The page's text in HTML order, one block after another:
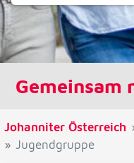
Gemeinsam
Johanniter Österreich
Jugendgruppe
Notwendige
Funktionen und
der Website
Zweck: